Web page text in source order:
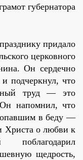
губернатора
придало
церковного
Он сердечно
подчеркнул, что
труд — это
напомнил, что
в беду —
Христа о любви к
щедрость,